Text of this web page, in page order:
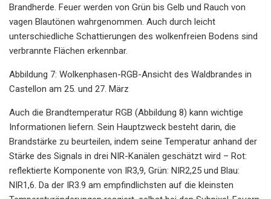
Brandherde. Feuer werden von Grün bis Gelb und Rauch von
vagen Blautönen wahrgenommen. Auch durch leicht
unterschiedliche Schattierungen des wolkenfreien Bodens sind
verbrannte Flächen erkennbar.
Abbildung 7: Wolkenphasen-RGB-Ansicht des Waldbrandes in
Castellon am 25. und 27. März
Auch die Brandtemperatur RGB (Abbildung 8) kann wichtige
Informationen liefern. Sein Hauptzweck besteht darin, die
Brandstärke zu beurteilen, indem seine Temperatur anhand der
Stärke des Signals in drei NIR-Kanälen geschätzt wird – Rot:
reflektierte Komponente von IR3,9, Grün: NIR2,25 und Blau:
NIR1,6. Da der IR3.9 am empfindlichsten auf die kleinsten